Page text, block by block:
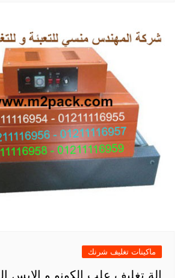
ماكينات تغليف شرنك
الة تغليف علب الكونو و الايس